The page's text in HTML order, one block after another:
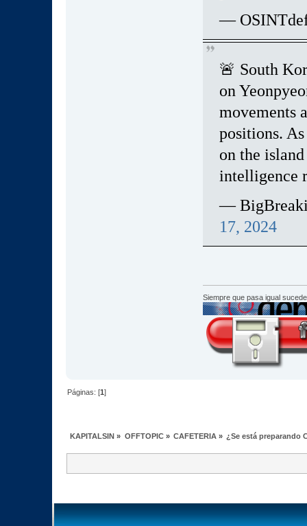
—
🚨 South
on
movements
positions.
on the
intelligence
—
17, 2024
Siempre que pasa igual
Páginas: [1]
KAPITALSIN » OFFTOPIC» CAFETERIA» ¿Se está preparando